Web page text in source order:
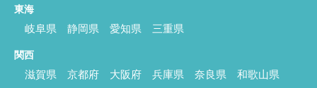
東海
岐阜県 静岡県 愛知県 三重県
関西
滋賀県 京都府 大阪府 兵庫県 奈良県 和歌山県